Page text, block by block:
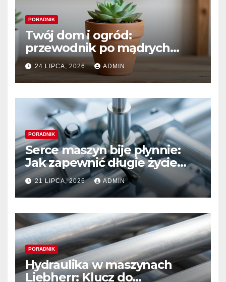
PORADNIK
Twój dom i ogród:
przewodnik po mądrych
wyborach i trwałym pięknie
24 LIPCA, 2026 ADMIN
PORADNIK
Serce maszyn bije płynnie:
Jak zapewnić długie życie
systemom hydraulicznym
Sauer Danfoss
21 LIPCA, 2026 ADMIN
PORADNIK
Hydraulika w maszynach
Liebherr: Klucz do